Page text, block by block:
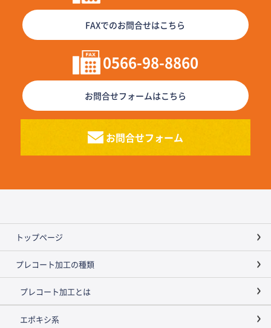
FAXでのお問合せはこちら
0566-98-8860
お問合せフォームはこちら
お問合せフォーム
トップページ
プレコート加工の種類
プレコート加工とは
エポキシ系